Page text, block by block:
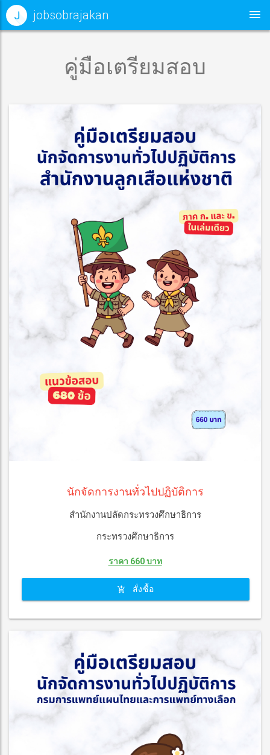
J jobsobrajakan
คู่มือเตรียมสอบ
นักจัดการงานทั่วไปปฏิบัติการ
สำนักงานปลัดกระทรวงศึกษาธิการ
กระทรวงศึกษาธิการ
ราคา 660 บาท
สั่งซื้อ